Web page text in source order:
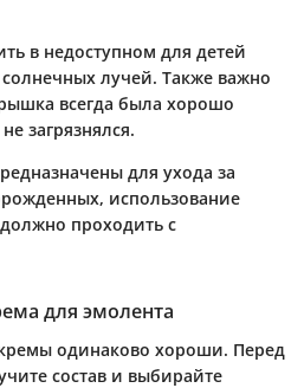
в недоступном для детей
лучей. Также важно
всегда была хорошо
загрязнялся.
для ухода за
использование
должно проходить с
для эмолента
одинаково хороши. Перед
состав и выбирайте